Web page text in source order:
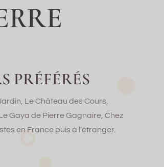
PRÉFÉRÉS
Le Château des Cours,
Gaya de Pierre Gagnaire, Chez
en France puis à l’étranger.